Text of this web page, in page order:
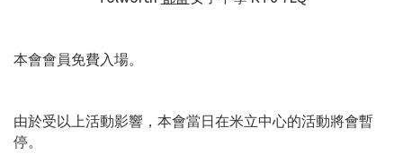
本會會員免費入場。
由於受以上活動影響，本會當日在米立中心的活動將會暫
停。